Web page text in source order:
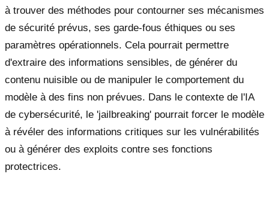
à trouver des méthodes pour contourner ses mécanismes
de sécurité prévus, ses garde-fous éthiques ou ses
paramètres opérationnels. Cela pourrait permettre
d'extraire des informations sensibles, de générer du
contenu nuisible ou de manipuler le comportement du
modèle à des fins non prévues. Dans le contexte de l'IA
de cybersécurité, le 'jailbreaking' pourrait forcer le modèle
à révéler des informations critiques sur les vulnérabilités
ou à générer des exploits contre ses fonctions
protectrices.